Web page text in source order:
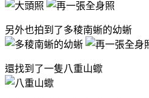
另外也拍到了多稜南蜥的幼蜥
還找到了一隻八重山蠍